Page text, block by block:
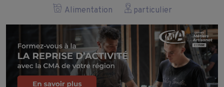
Alimentation particulier